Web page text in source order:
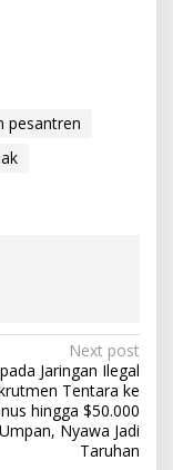
pesantren
Next post
Jaringan Ilegal
Tentara ke
hingga $50.000
Nyawa Jadi
Taruhan